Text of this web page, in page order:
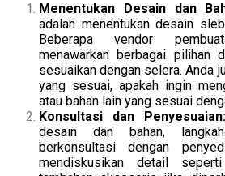
Menentukan Desain dan
adalah menentukan desain
Beberapa vendor
menawarkan berbagai pilihan
sesuaikan dengan selera. Anda
yang sesuai, apakah ingin
atau bahan lain yang sesuai
Konsultasi dan Penyesuaian:
desain dan bahan,
berkonsultasi dengan
mendiskusikan detail